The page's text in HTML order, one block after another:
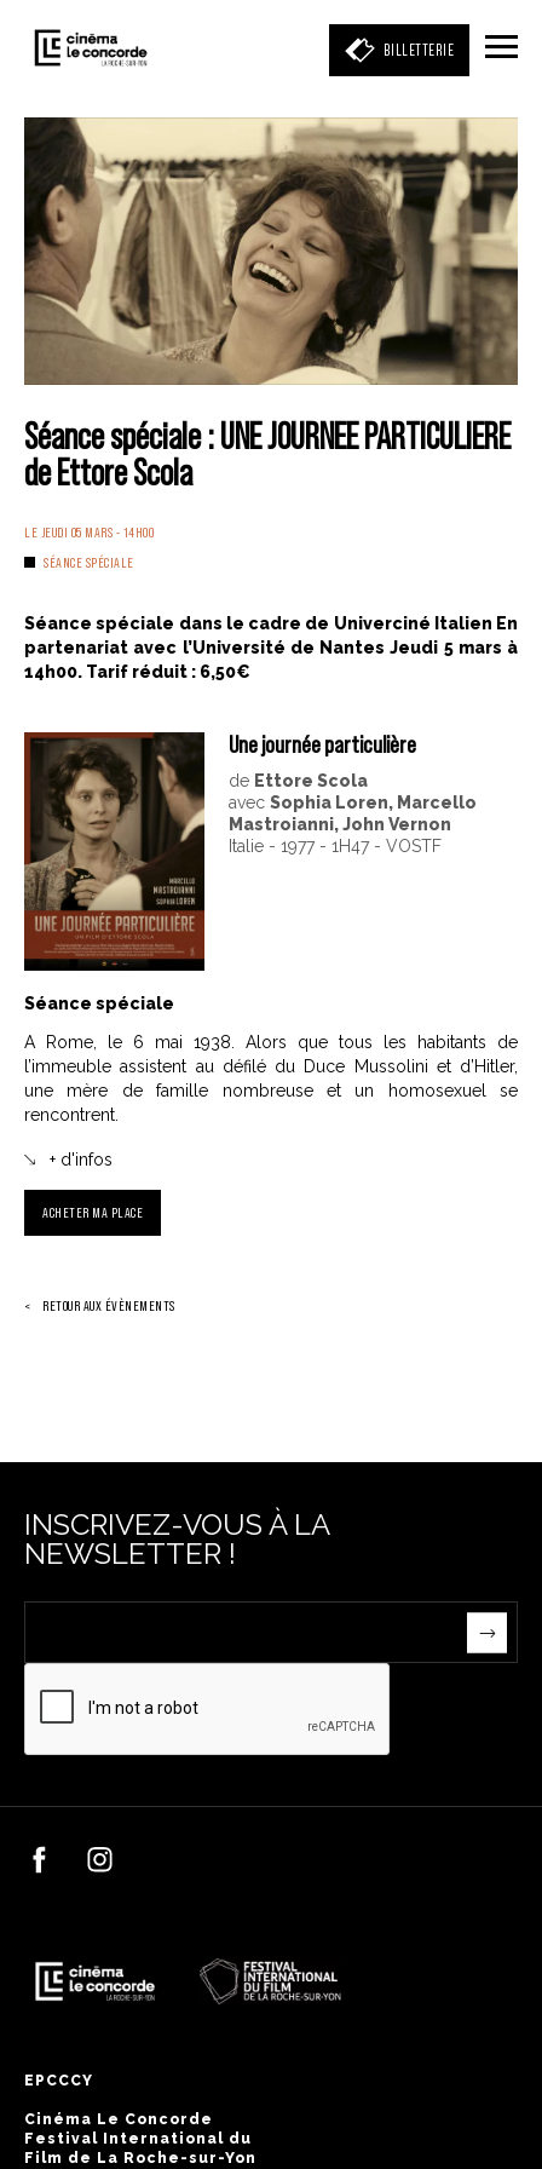
BILLETTERIE
Entrez votre mot clé
(film, réalisateur, acteur, événement)
Séance spéciale : UNE JOURNEE PARTICULIERE
de Ettore Scola
LE JEUDI 05 MARS - 14H00
SÉANCE SPÉCIALE
Séance spéciale dans le cadre de Univerciné Italien En
partenariat avec l’Université de Nantes Jeudi 5 mars à
14h00. Tarif réduit : 6,50€
Une journée particulière
de Ettore Scola
avec Sophia Loren, Marcello
Mastroianni, John Vernon
Italie - 1977 - 1H47 - VOSTF
Séance spéciale
A Rome, le 6 mai 1938. Alors que tous les habitants de
l’immeuble assistent au défilé du Duce Mussolini et d’Hitler,
une mère de famille nombreuse et un homosexuel se
rencontrent.
+ d'infos
ACHETER MA PLACE
RETOUR AUX ÉVÈNEMENTS
INSCRIVEZ-VOUS À LA
NEWSLETTER !
EPCCCY
Cinéma Le Concorde
Festival International du
Film de La Roche-sur-Yon